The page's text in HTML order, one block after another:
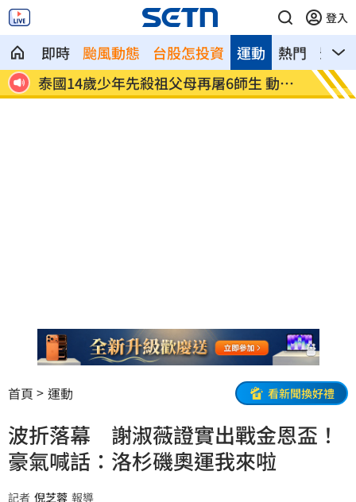
登入
即時 颱風動態 台股怎投資 熱門 影音
運動
入
泰國14歲少年先殺祖父母再屠6師生 動機
曝
韓韶
「嫩」
首頁 運動 看新聞換好禮
波折落幕 謝淑薇證實出戰金恩盃！
豪氣喊話：洛杉磯奧運我來啦
記者 倪芝蓉 報導